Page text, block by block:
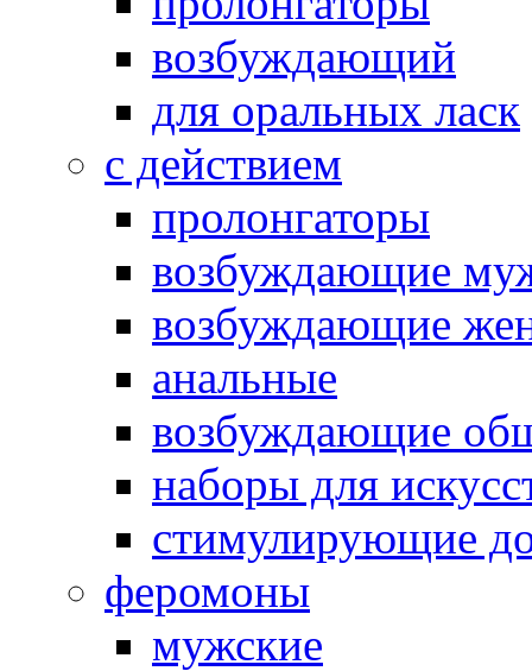
возбуждающий
для оральных ласк
с действием
пролонгаторы
возбуждающие
возбуждающие
анальные
возбуждающие
наборы для
стимулирующие
феромоны
мужские